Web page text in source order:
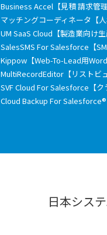
Business Accel【見積 請求管
マッチングコーディネータ【
UM SaaS Cloud【製造業向け生
SalesSMS For Salesforce【
Kippow【Web-To-Lead用
MultiRecordEditor【リストビ
SVF Cloud For Salesforce【ク
Cloud Backup For Salesforce®
日本シス